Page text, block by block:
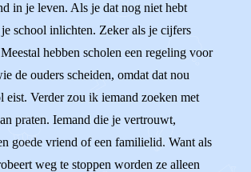
in je leven. Als je dat nog niet hebt
school inlichten. Zeker als je cijfers
hebben scholen een regeling voor
de ouders scheiden, omdat dat nou
eist. Verder zou ik iemand zoeken met
praten. Iemand die je vertrouwt,
goede vriend of een familielid. Want als
weg te stoppen worden ze alleen